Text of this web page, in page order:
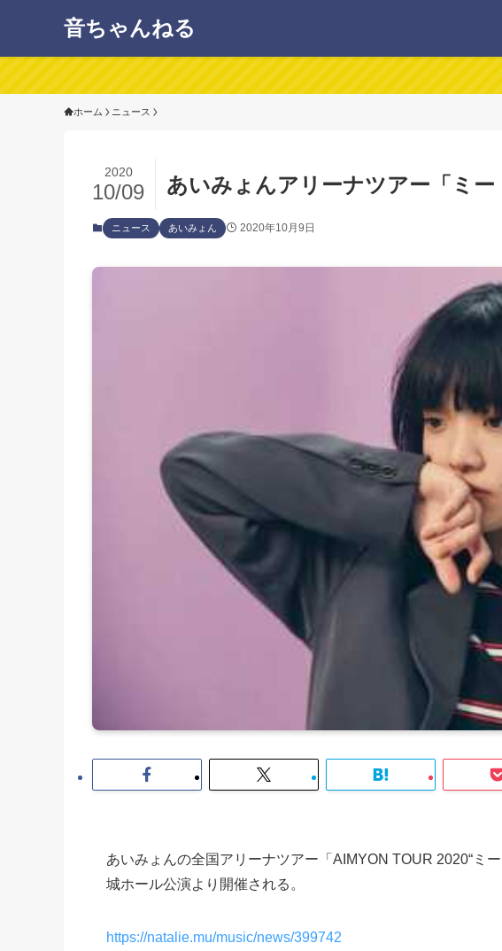
音ちゃんねる
ホーム ニュース
あいみょんアリーナツアー「ミ
2020
10/09
ニュース あいみょん 2020年10月9日
あいみょんの全国アリーナツアー「AIMYON TOUR 2020“ミ
城ホール公演より開催される。
https://natalie.mu/music/news/399742